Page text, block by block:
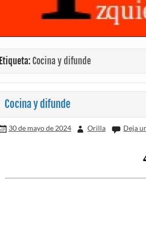
Etiqueta: Cocina y difunde
Cocina y difunde
30 de mayo de 2024 Orilla Deja